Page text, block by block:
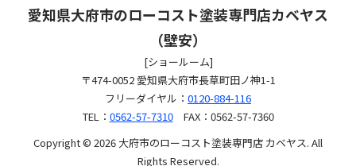
愛知県大府市のローコスト塗装専門店カベヤス
（壁安）
[ショールーム]
〒474-0052 愛知県大府市長草町田ノ神1-1
フリーダイヤル： 0120-884-116
TEL： 0562-57-7310FAX：0562-57-7360
Copyright © 2026 大府市のローコスト塗装専門店 カベヤス. All
Rights Reserved.